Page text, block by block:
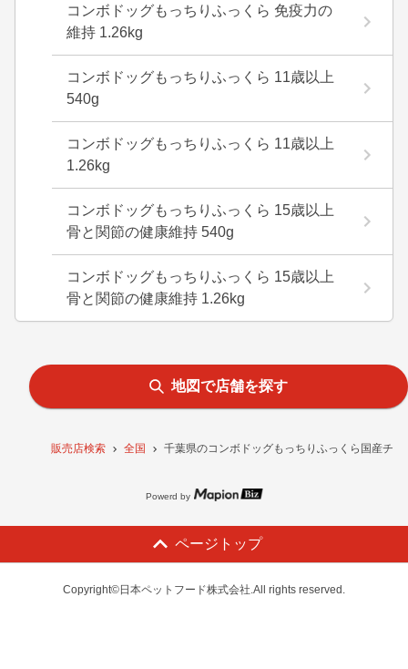
販売店検索 全国 千葉県のコンボドッグもっちりふっくら国産チ
コンボドッグもっちりふっくら 免疫力の
維持 1.26kg
コンボドッグもっちりふっくら 11歳以上
540g
コンボドッグもっちりふっくら 11歳以上
1.26kg
コンボドッグもっちりふっくら 15歳以上
骨と関節の健康維持 540g
コンボドッグもっちりふっくら 15歳以上
骨と関節の健康維持 1.26kg
地図で店舗を探す
Powerd by
ページトップ
Copyright©日本ペットフード株式会社.All rights reserved.